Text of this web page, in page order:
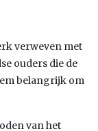
verweven met
ouders die de
belangrijk om
van het